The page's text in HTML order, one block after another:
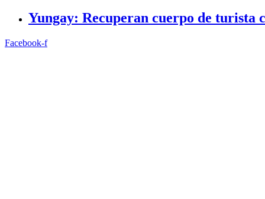
Yungay: Recuperan cuerpo de turista
Facebook-f